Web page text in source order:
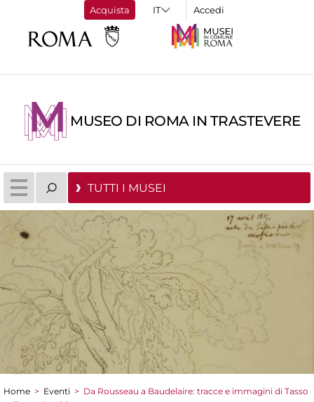
Acquista Accedi
MUSEO DI ROMA IN TRASTEVERE
TUTTI I MUSEI
Home > Eventi > Da Rousseau a Baudelaire: tracce e immagini di Tasso